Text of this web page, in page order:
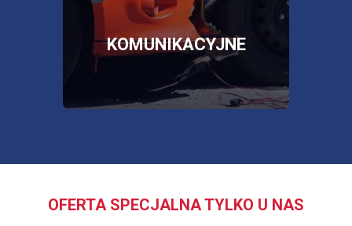
KOMUNIKACYJNE
OTWORZY
SIĘ
W
NOWEJ
KARCIE
OFERTA SPECJALNA TYLKO U NAS